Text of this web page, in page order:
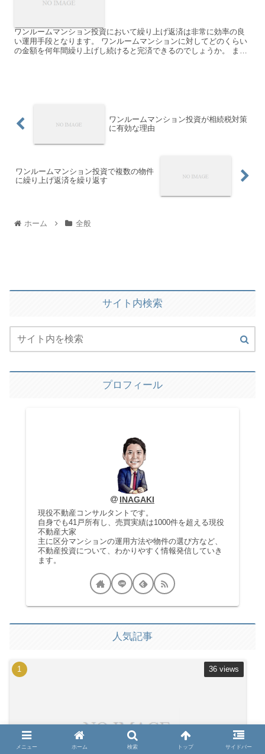
ワンルームマンション投資において繰り上げ返済は非常に効率の良
い運用手段となります。 ワンルームマンションに対してどのくらい
の金額を何年間繰り上げし続けると完済できるのでしょうか。 ま
ワンルームマンション投資が相続税対策
に有効な理由
ワンルームマンション投資で複数の物件
に繰り上げ返済を繰り返す
ホーム 全般
サイト内検索
プロフィール
INAGAKI
現役不動産コンサルタントです。
自身でも41戸所有し、売買実績は1000件を超える現役
不動産大家
主に区分マンションの運用方法や物件の選び方など、
不動産投資について、わかりやすく情報発信していき
ます。
人気記事
36 views
メニュー ホーム 検索 トップ サイドバー